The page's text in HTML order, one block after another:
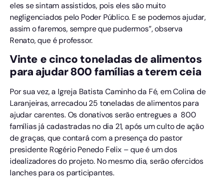
eles se sintam assistidos, pois eles são muito
negligenciados pelo Poder Público. E se podemos ajudar,
assim o faremos, sempre que pudermos”, observa
Renato, que é professor.
Vinte e cinco toneladas de alimentos
para ajudar 800 famílias a terem ceia
Por sua vez, a Igreja Batista Caminho da Fé, em Colina de
Laranjeiras, arrecadou 25 toneladas de alimentos para
ajudar carentes. Os donativos serão entregues a 800
famílias já cadastradas no dia 21, após um culto de ação
de graças, que contará com a presença do pastor
presidente Rogério Penedo Felix – que é um dos
idealizadores do projeto. No mesmo dia, serão ofercidos
lanches para os participantes.